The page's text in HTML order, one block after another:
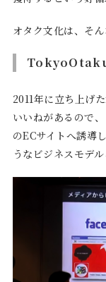
オタク文化は、そ
2011年に立ち上げ
いいねがあるので
のECサイトへ誘導
うなビジネスモデル